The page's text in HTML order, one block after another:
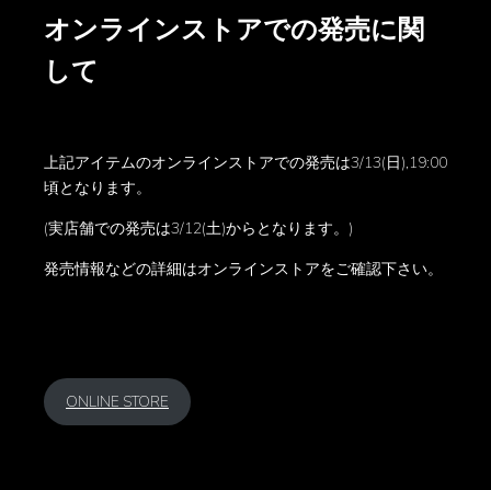
オンラインストアでの発売に関
して
上記アイテムのオンラインストアでの発売は3/13(日),19:00
頃となります。
(実店舗での発売は3/12(土)からとなります。)
発売情報などの詳細はオンラインストアをご確認下さい。
ONLINE STORE